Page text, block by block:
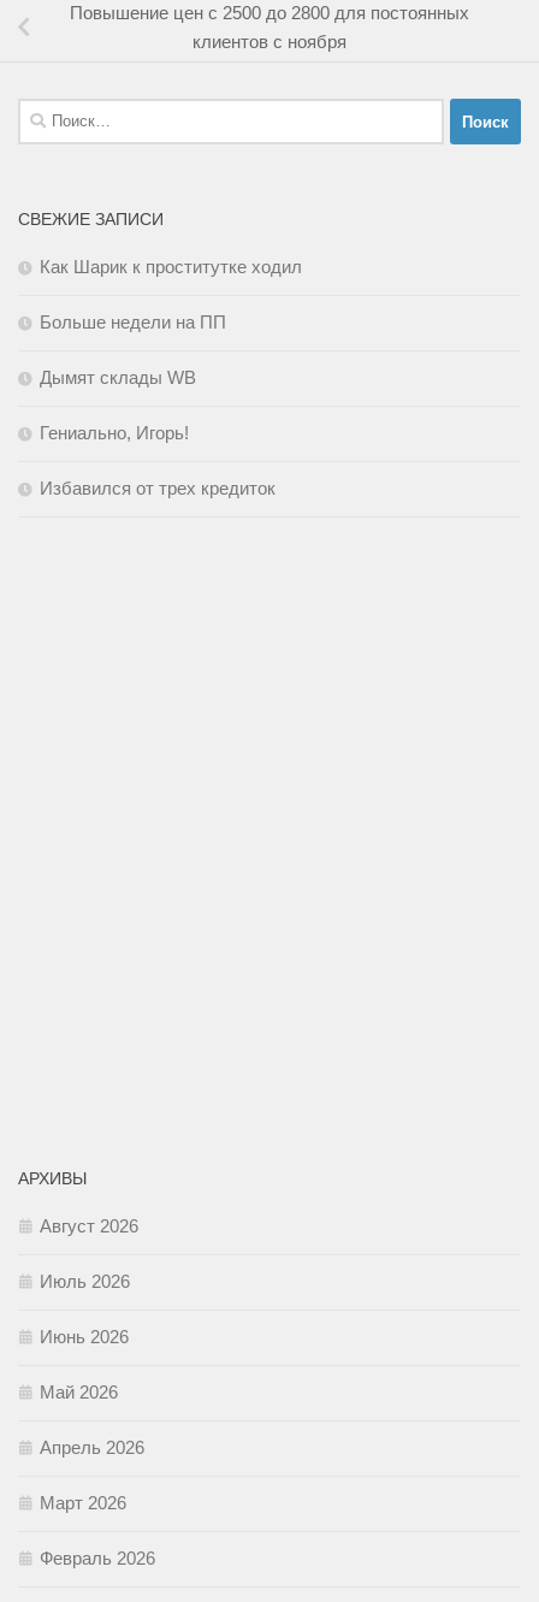
Повышение цен с 2500 до 2800 для постоянных
клиентов с ноября
Найти:
СВЕЖИЕ ЗАПИСИ
Как Шарик к проститутке ходил
Больше недели на ПП
Дымят склады WB
Гениально, Игорь!
Избавился от трех кредиток
АРХИВЫ
Август 2026
Июль 2026
Июнь 2026
Май 2026
Апрель 2026
Март 2026
Февраль 2026